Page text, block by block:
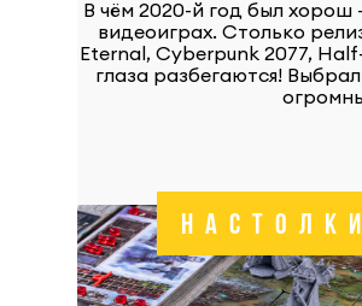
В чём 2020-й год был хорош
видеоиграх. Столько
Eternal, Cyberpunk 2077,
глаза разбегаются!
НАСТОЛКИ